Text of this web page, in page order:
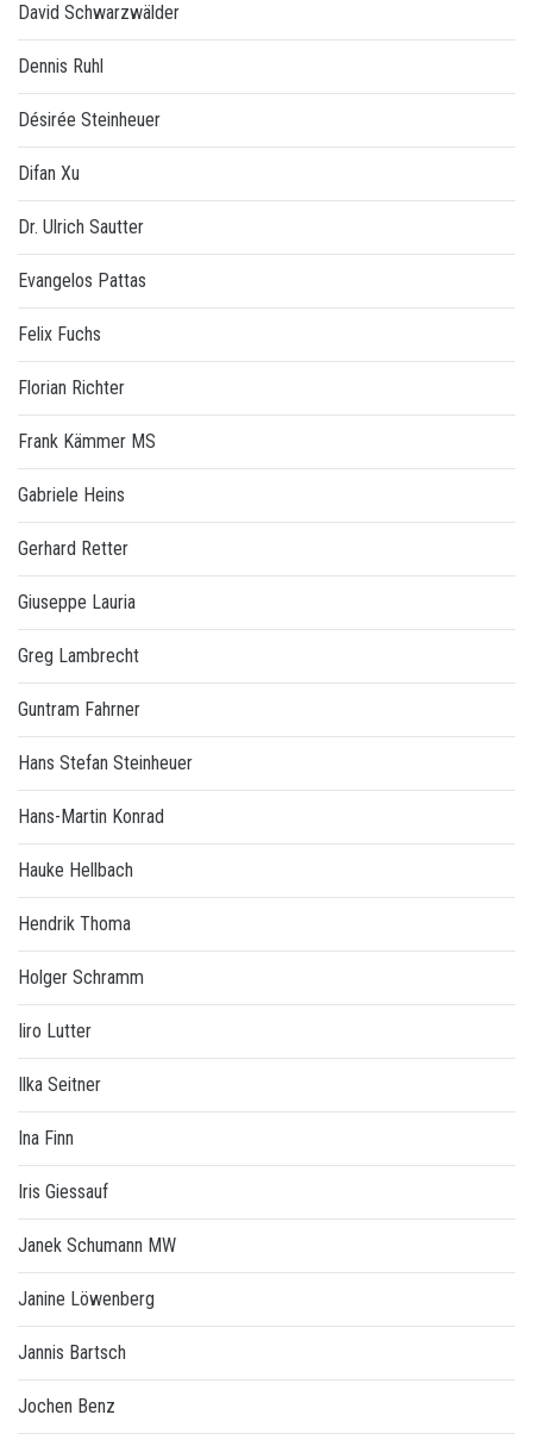
David Schwarzwälder
Dennis Ruhl
Désirée Steinheuer
Difan Xu
Dr. Ulrich Sautter
Evangelos Pattas
Felix Fuchs
Florian Richter
Frank Kämmer MS
Gabriele Heins
Gerhard Retter
Giuseppe Lauria
Greg Lambrecht
Guntram Fahrner
Hans Stefan Steinheuer
Hans-Martin Konrad
Hauke Hellbach
Hendrik Thoma
Holger Schramm
Iiro Lutter
Ilka Seitner
Ina Finn
Iris Giessauf
Janek Schumann MW
Janine Löwenberg
Jannis Bartsch
Jochen Benz